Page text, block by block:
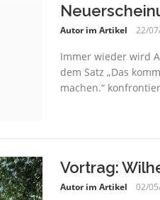
Autor im Artikel 22/
Immer wieder wird
dem Satz „Das
machen.“
Vortrag:
Autor im Artikel 02/